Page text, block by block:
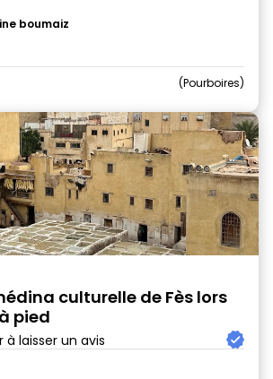
boumaiz
Pourboires
culturelle de Fès lors
pied
à laisser un avis